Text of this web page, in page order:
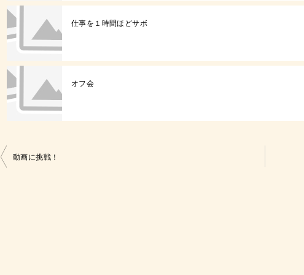
仕事を１時間ほどサボ
オフ会
投動画に挑戦！